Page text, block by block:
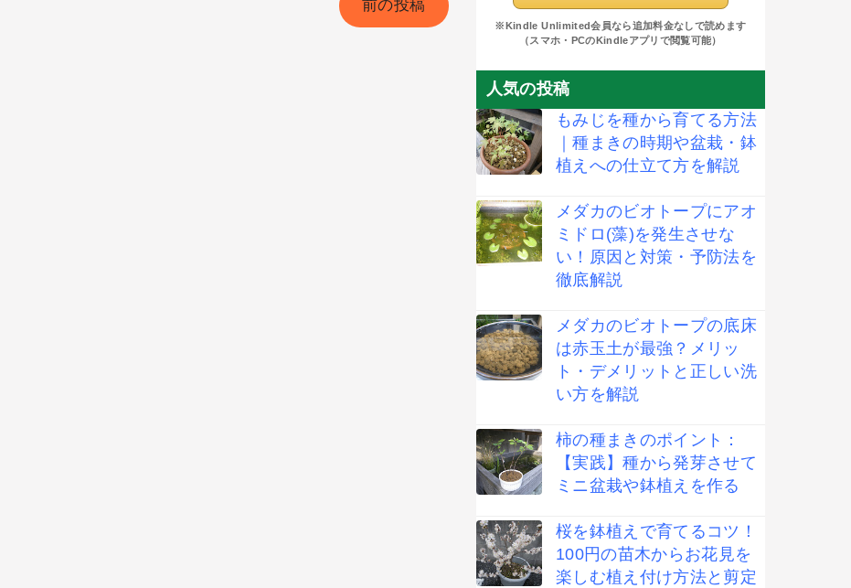
前の投稿
※Kindle Unlimited会員なら追加料金なしで読めます
（スマホ・PCのKindleアプリで閲覧可能）
人気の投稿
もみじを種から育てる方法
｜種まきの時期や盆栽・鉢
植えへの仕立て方を解説
メダカのビオトープにアオ
ミドロ(藻)を発生させな
い！原因と対策・予防法を
徹底解説
メダカのビオトープの底床
は赤玉土が最強？メリッ
ト・デメリットと正しい洗
い方を解説
柿の種まきのポイント：
【実践】種から発芽させて
ミニ盆栽や鉢植えを作る
桜を鉢植えで育てるコツ！
100円の苗木からお花見を
楽しむ植え付け方法と剪定